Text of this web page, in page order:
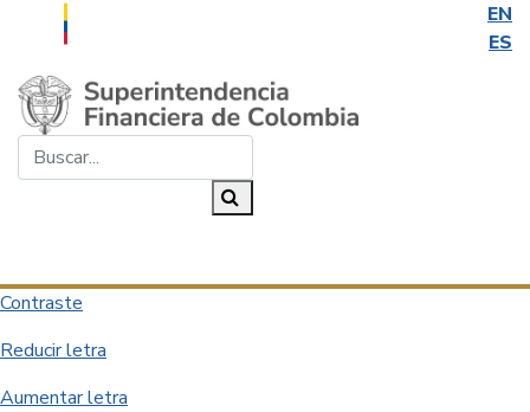
EN
ES
Saltar al contenido principal
Contraste
Reducir letra
Aumentar letra